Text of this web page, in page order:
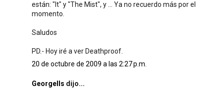
están: "It" y "The Mist", y ... Ya no recuerdo más por el
momento.
Saludos
PD.- Hoy iré a ver Deathproof.
20 de octubre de 2009 a las 2:27 p.m.
Georgells dijo...